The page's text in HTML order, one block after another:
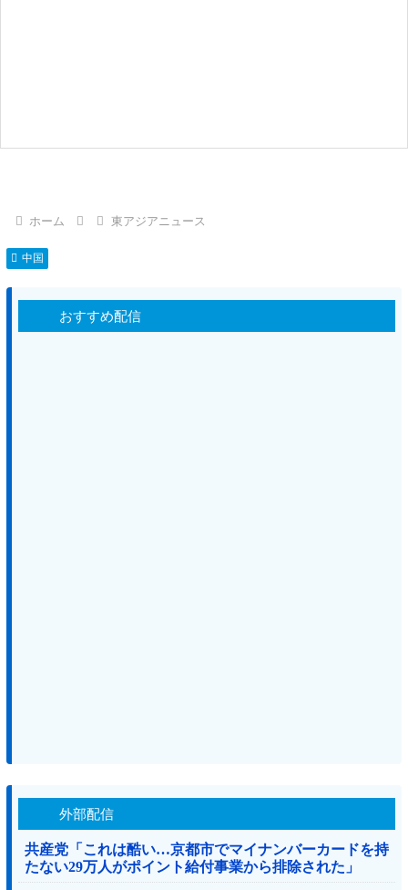
ホーム 東アジアニュース
中国
おすすめ配信
外部配信
共産党「これは酷い…京都市でマイナンバーカードを持
たない29万人がポイント給付事業から排除された」